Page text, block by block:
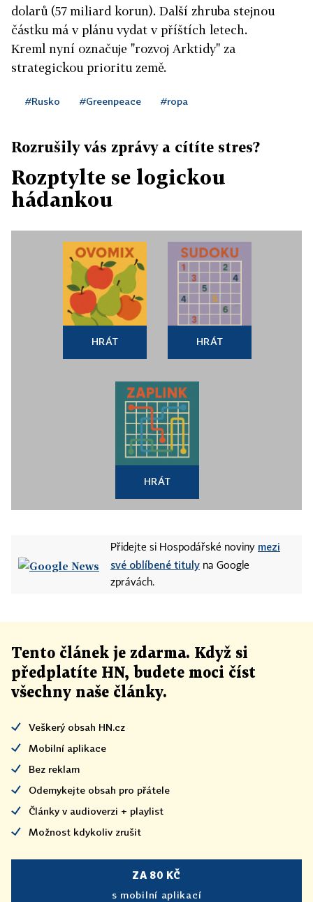
dolarů (57 miliard korun). Další zhruba stejnou
částku má v plánu vydat v příštích letech.
Kreml nyní označuje "rozvoj Arktidy" za
strategickou prioritu země.
#Rusko #Greenpeace #ropa
Rozrušily vás zprávy a cítíte stres?
Rozptylte se logickou
hádankou
HRÁT HRÁT
HRÁT
Přidejte si Hospodářské noviny mezi
své oblíbené tituly na Google
zprávách.
Tento článek je zdarma. Když si
předplatíte HN, budete moci číst
všechny naše články.
Veškerý obsah HN.cz
Mobilní aplikace
Bez reklam
Odemykejte obsah pro přátele
Články v audioverzi + playlist
Možnost kdykoliv zrušit
ZA 80 KČ
s mobilní aplikací